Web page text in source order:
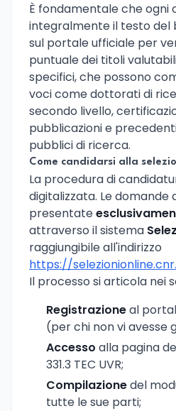
È fondamentale che ogni
integralmente il testo del
sul portale ufficiale per
puntuale dei titoli
specifici, che possono
voci come dottorati di
secondo livello,
pubblicazioni e
pubblici di ricerca.
Come candidarsi alla
La procedura di
digitalizzata. Le domande
presentate
attraverso il sistema
raggiungibile all'indirizzo
https://
Il processo si articola nei
Registrazioneal
(per chi non vi avesse
Accesso alla pagina
331.3 TEC UVR;
Compilazionedel
tutte le sue parti;